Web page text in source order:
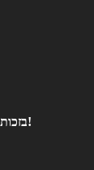
בזכותו עברתי חדווא 1 ו-2 מלך!